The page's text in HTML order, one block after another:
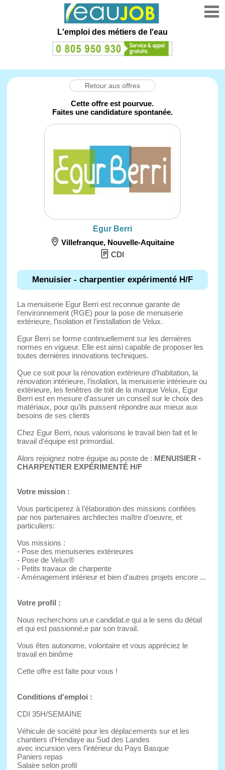
L'emploi des métiers de l'eau
Retour aux offres
Cette offre est pourvue.
Faites une candidature spontanée.
Egur Berri
Villefranque, Nouvelle-Aquitaine
CDI
Menuisier - charpentier expérimenté H/F
La menuiserie Egur Berri est reconnue garante de
l’environnement (RGE) pour la pose de menuiserie
extérieure, l’isolation et l’installation de Velux.
Egur Berri se forme continuellement sur les dernières
normes en vigueur. Elle est ainsi capable de proposer les
toutes dernières innovations techniques.
Que ce soit pour la rénovation extérieure d'habitation, la
rénovation intérieure, l’isolation, la menuiserie intérieure ou
extérieure, les fenêtres de toit de la marque Velux, Egur
Berri est en mesure d'assurer un conseil sur le choix des
matériaux, pour qu’ils puissent répondre aux mieux aux
besoins de ses clients
Chez Egur Berri, nous valorisons le travail bien fait et le
travail d'équipe est primordial.
Alors rejoignez notre équipe au poste de : MENUISIER -
CHARPENTIER EXPÉRIMENTÉ H/F
Votre mission :
Vous participerez à l’élaboration des missions confiées
par nos partenaires architectes maître d’oeuvre, et
particuliers:
Vos missions :
- Pose des menuiseries extérieures
- Pose de Velux®
- Petits travaux de charpente
- Aménagement intérieur et bien d'autres projets encore ...
Votre profil :
Nous recherchons un.e candidat.e qui a le sens du détail
et qui est passionné.e par son travail.
Vous êtes autonome, volontaire et vous appréciez le
travail en binôme
Cette offre est faite pour vous !
Conditions d'emploi :
CDI 35H/SEMAINE
Véhicule de société pour les déplacements sur et les
chantiers d'Hendaye au Sud des Landes
avec incursion vers l'intérieur du Pays Basque
Paniers repas
Salaire selon profil